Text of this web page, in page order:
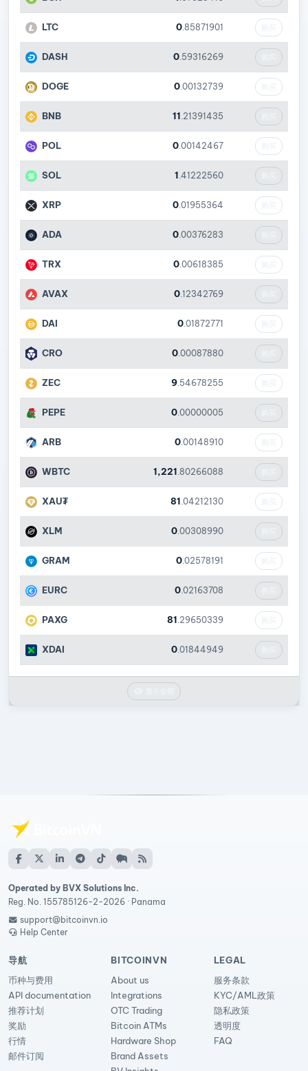
LTC 0 .85871901
DASH 0 .59316269
DOGE 0 .00132739
BNB 11 .21391435
POL 0 .00142467
SOL 1 .41222560
XRP 0 .01955364
ADA 0 .00376283
TRX 0 .00618385
AVAX 0 .12342769
DAI 0 .01872771
CRO 0 .00087880
ZEC 9 .54678255
PEPE 0 .00000005
ARB 0 .00148910
WBTC 1,221 .80266088
XAU₮ 81 .04212130
XLM 0 .00308990
GRAM 0 .02578191
EURC 0 .02163708
PAXG 81 .29650339
XDAI 0 .01844949
Operated by BVX Solutions Inc.
Reg. No. 155785126-2-2026 · Panama
support@bitcoinvn.io
Help Center
导航
币种与费用
API documentation
推荐计划
奖励
行情
邮件订阅
BITCOINVN
About us
Integrations
OTC Trading
Bitcoin ATMs
Hardware Shop
Brand Assets
LEGAL
服务条款
KYC/AML政策
隐私政策
透明度
FAQ